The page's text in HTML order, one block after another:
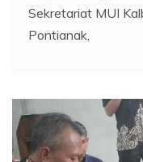
Sekretariat MUI
Pontianak,